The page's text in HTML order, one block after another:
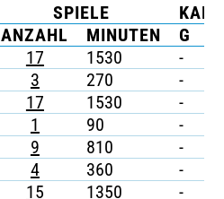
SPIELE
ANZAHL MINUTEN G
17 1530 -
3 270 -
17 1530 -
1 90 -
9 810 -
4 360 -
15 1350 -